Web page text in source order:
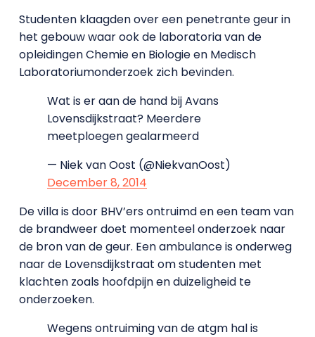
Studenten klaagden over een penetrante geur in
het gebouw waar ook de laboratoria van de
opleidingen Chemie en Biologie en Medisch
Laboratoriumonderzoek zich bevinden.
Wat is er aan de hand bij Avans
Lovensdijkstraat? Meerdere
meetploegen gealarmeerd
— Niek van Oost (@NiekvanOost)
December 8, 2014
De villa is door BHV’ers ontruimd en een team van
de brandweer doet momenteel onderzoek naar
de bron van de geur. Een ambulance is onderweg
naar de Lovensdijkstraat om studenten met
klachten zoals hoofdpijn en duizeligheid te
onderzoeken.
Wegens ontruiming van de atgm hal is